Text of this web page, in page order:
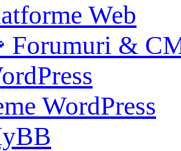
Web
&
WordPress